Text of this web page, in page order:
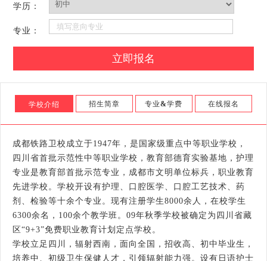
学历：
专业：
学校介绍 招生简章 专业&学费 在线报名
成都铁路卫校成立于1947年，是国家级重点中等职业学校，
四川省首批示范性中等职业学校，教育部德育实验基地，护理
专业是教育部首批示范专业，成都市文明单位标兵，职业教育
先进学校。学校开设有护理、口腔医学、口腔工艺技术、药
剂、检验等十余个专业。现有注册学生8000余人，在校学生
6300余名，100余个教学班。09年秋季学校被确定为四川省藏
区“9+3”免费职业教育计划定点学校。
学校立足四川，辐射西南，面向全国，招收高、初中毕业生，
培养中、初级卫生保健人才，引领辐射能力强。设有日语护士